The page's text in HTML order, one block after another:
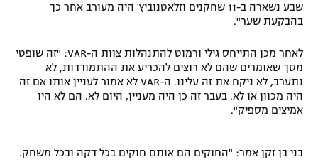
שבע נשארה ב-11 שחקנים וזלאטנוביץ' היה מעורב אחר כך
בהבקעת שער".
לאחר מכן התייחס גילי ורמוט להתנהלות צוות ה-VAR: "זה שופטי
מסך שאומרים שהם לא רוצים להכריע את ההתמודדות, לא
נתערב, לא ניקח את זה עלינו. ה-VAR לא אמור לעניין אותו אם זה
היה מכוון או לא. בעבר זה כן היה מעניין, היום לא. הם לא היו
אמיצים מספיק".
בני בן זקן אמר: "החוקים הם אותם חוקים בכל דקה ובכל משחק.